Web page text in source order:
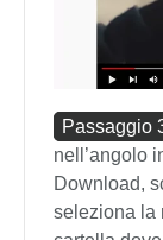
Passaggio
nell’angolo
Download,
seleziona la